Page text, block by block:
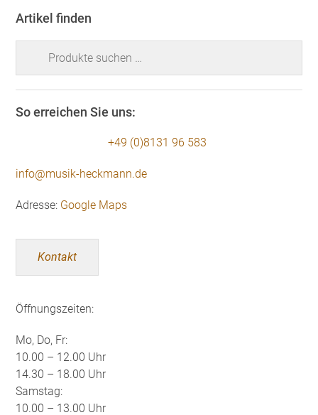
Artikel finden
So erreichen Sie uns:
+49 (0)8131 96 583
info@musik-heckmann.de
Adresse: Google Maps
Kontakt
Öffnungszeiten:
Mo, Do, Fr:
10.00 – 12.00 Uhr
14.30 – 18.00 Uhr
Samstag:
10.00 – 13.00 Uhr